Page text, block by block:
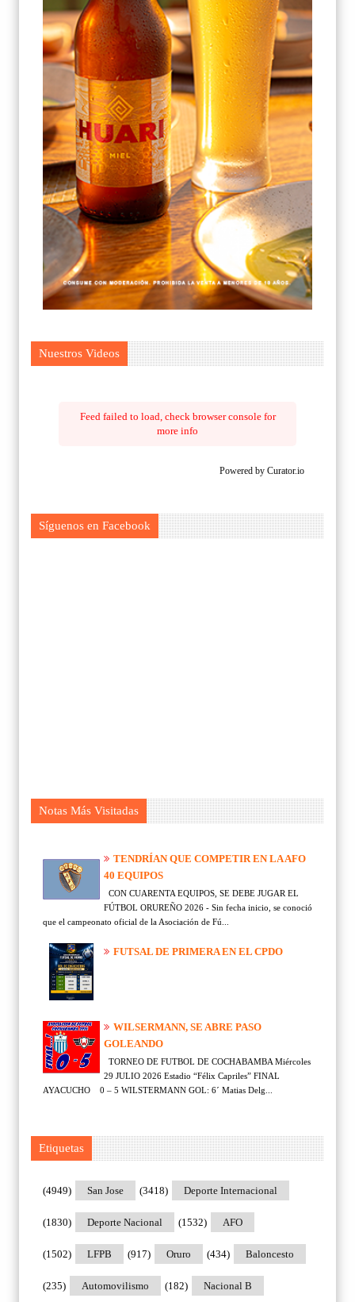
Nuestros Videos
Feed failed to load, check browser console for
more info
Powered by Curator.io
Síguenos en Facebook
Notas Más Visitadas
TENDRÍAN QUE COMPETIR EN LA AFO
40 EQUIPOS
CON CUARENTA EQUIPOS, SE DEBE JUGAR EL
FÚTBOL ORUREÑO 2026 - Sin fecha inicio, se conoció
que el campeonato oficial de la Asociación de Fú...
FUTSAL DE PRIMERA EN EL CPDO
WILSERMANN, SE ABRE PASO
GOLEANDO
TORNEO DE FUTBOL DE COCHABAMBA Miércoles
29 JULIO 2026 Estadio “Félix Capriles” FINAL
AYACUCHO 0 – 5 WILSTERMANN GOL: 6´ Matias Delg...
Etiquetas
San Jose
(4949) Deporte Internacional
(3418)
Deporte Nacional
(1830) AFO
(1532)
LFPB
(1502) Oruro
(917) Baloncesto
(434)
Automovilismo
(235) Nacional B
(182)